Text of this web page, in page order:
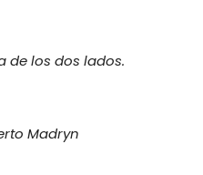
de los dos lados.
Madryn